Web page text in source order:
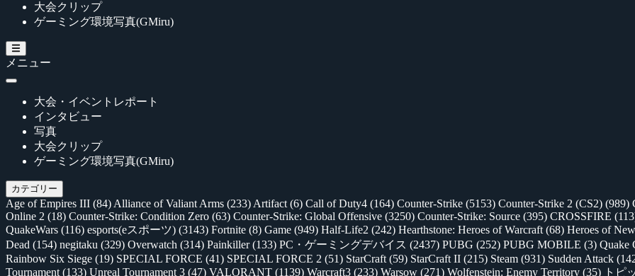
大会クリップ
ゲーミング環境写真(GMiru)
メニュー
大会・イベントレポート
インタビュー
写真
大会クリップ
ゲーミング環境写真(GMiru)
カテゴリー
Age of Empires III (84) Alliance of Valiant Arms (233) Artifact (6) Call of Duty4 (164) Counter-Strike (5153) Counter-Strike 2 (CS2) (989)
Online 2 (18) Counter-Strike: Condition Zero (63) Counter-Strike: Global Offensive (3250) Counter-Strike: Source (395) CROSSFIRE
QuakeWars (116) esports(eスポーツ) (3143) Fortnite (8) Game (949) Half-Life2 (242) Hearthstone: Heroes of Warcraft (68) Heroes of
Dead (154) negitaku (329) Overwatch (314) Painkiller(133) PC・ゲーミングデバイス (2437) PUBG (252) PUBG MOBILE (3) Quake
Rainbow Six Siege (19) SPECIAL FORCE (41) SPECIAL FORCE 2 (51) StarCraft (59) StarCraft II (215) Steam (931) Sudden Attack
Tournament (133) Unreal Tournament 3 (47) VALORANT (1139) Warcraft3 (233) Warsow (271) Wolfenstein: Enemy Territory (35) トピ